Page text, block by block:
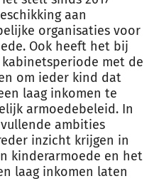
aan
organisaties voor
Ook heeft het bij
met de
om ieder kind dat
laag inkomen te
armoedebeleid. In
ambities
inzicht krijgen in
kinderarmoede en het
laag inkomen laten